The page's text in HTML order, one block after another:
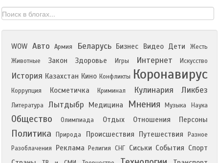
WOW Авто Армия Беларусь Бизнес Видео Дети
Жесть
Животные
Закон Здоровье Игры Интернет Искусство
История Казахстан Кино Конфликты Коронавирус
Коррупция Косметичка Криминал Кулинария Ликбез
Литература Лытдыбр Медицина Мнения Музыка Наука
Общество Олимпиада Отдых Отношения Персоны
Политика Природа Происшествия Путешествия
Разное
Разоблачения
Реклама Религия СНГ Сиськи События Спорт